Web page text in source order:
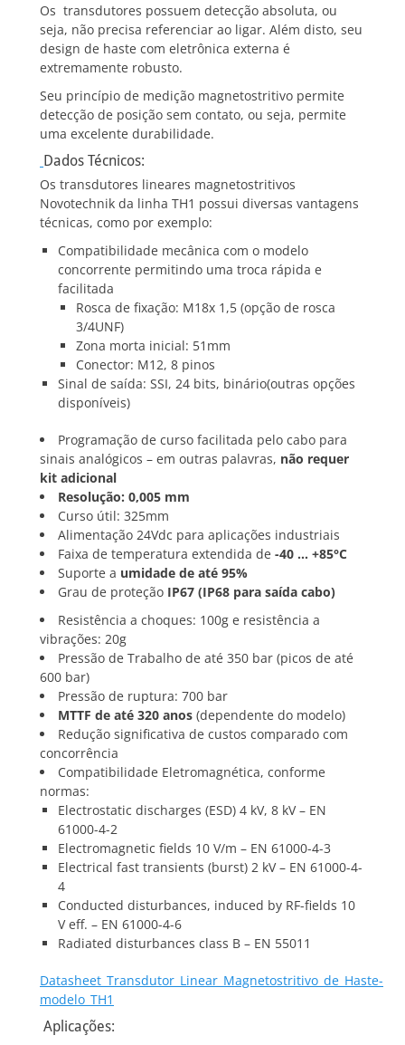
Os transdutores possuem detecção absoluta, ou
seja, não precisa referenciar ao ligar. Além disto, seu
design de haste com eletrônica externa é
extremamente robusto.
Seu princípio de medição magnetostritivo permite
detecção de posição sem contato, ou seja, permite
uma excelente durabilidade.
Dados Técnicos:
Os transdutores lineares magnetostritivos
Novotechnik da linha TH1 possui diversas vantagens
técnicas, como por exemplo:
Compatibilidade mecânica com o modelo
concorrente permitindo uma troca rápida e
facilitada
Rosca de fixação: M18x 1,5 (opção de rosca
3/4UNF)
Zona morta inicial: 51mm
Conector: M12, 8 pinos
Sinal de saída: SSI, 24 bits, binário(outras opções
disponíveis)
Programação de curso facilitada pelo cabo para
sinais analógicos – em outras palavras, não requer
kit adicional
Resolução: 0,005 mm
Curso útil: 325mm
Alimentação 24Vdc para aplicações industriais
Faixa de temperatura extendida de -40 … +85°C
Suporte a umidade de até 95%
Grau de proteção IP67 (IP68 para saída cabo)
Resistência a choques: 100g e resistência a
vibrações: 20g
Pressão de Trabalho de até 350 bar (picos de até
600 bar)
Pressão de ruptura: 700 bar
MTTF de até 320 anos (dependente do modelo)
Redução significativa de custos comparado com
concorrência
Compatibilidade Eletromagnética, conforme
normas:
Electrostatic discharges (ESD) 4 kV, 8 kV – EN
61000-4-2
Electromagnetic fields 10 V/m – EN 61000-4-3
Electrical fast transients (burst) 2 kV – EN 61000-4-
4
Conducted disturbances, induced by RF-fields 10
V eff. – EN 61000-4-6
Radiated disturbances class B – EN 55011
Datasheet_Transdutor_Linear_Magnetostritivo_de_Haste-
modelo_TH1
Aplicações: